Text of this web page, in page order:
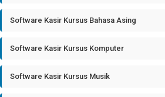
Software Kasir Kursus Bahasa Asing
Software Kasir Kursus Komputer
Software Kasir Kursus Musik